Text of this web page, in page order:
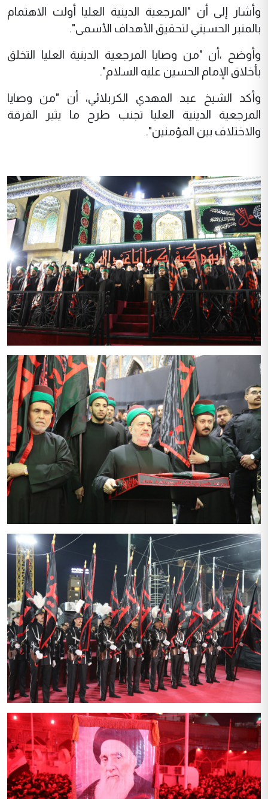
وأشار إلى أن "المرجعية الدينية العليا أولت الاهتمام
بالمنبر الحسيني لتحقيق الأهداف الأسمى".
وأوضح ،أن "من وصايا المرجعية الدينية العليا التخلق
بأخلاق الإمام الحسين عليه السلام".
وأكد الشيخ عبد المهدي الكربلائي، أن "من وصايا
المرجعية الدينية العليا تجنب طرح ما يثير الفرقة
والاختلاف بين المؤمنين".